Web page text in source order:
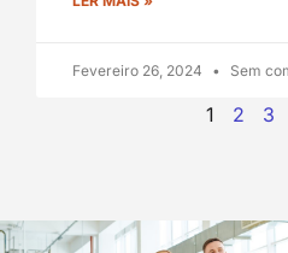
Fevereiro 26, 2024 Sem
1 2 3